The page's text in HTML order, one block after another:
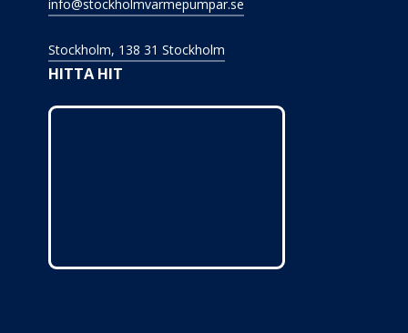
info@stockholmvarmepumpar.se
Stockholm, 138 31 Stockholm
HITTA HIT